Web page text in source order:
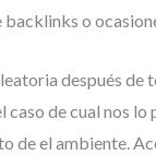
o
después
de cual nos
de el ambiente.